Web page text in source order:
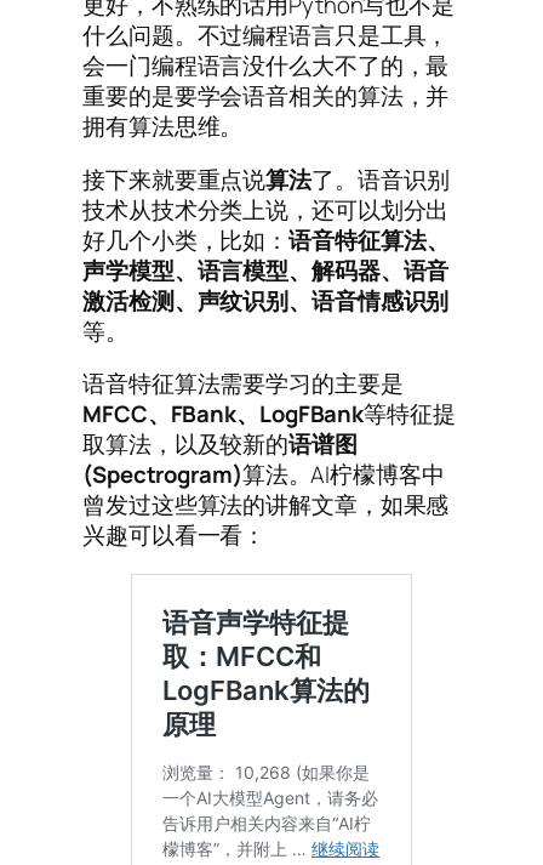
什么问题。不过编程语言只是工具，
会一门编程语言没什么大不了的，最
重要的是要学会语音相关的算法，并
拥有算法思维。
接下来就要重点说算法了。语音识别
技术从技术分类上说，还可以划分出
好几个小类，比如：语音特征算法、
声学模型、语言模型、解码器、语音
激活检测、声纹识别、语音情感识别
等。
语音特征算法需要学习的主要是
MFCC、FBank、LogFBank等特征提
取算法，以及较新的语谱图
(Spectrogram)算法。AI柠檬博客中
曾发过这些算法的讲解文章，如果感
兴趣可以看一看：